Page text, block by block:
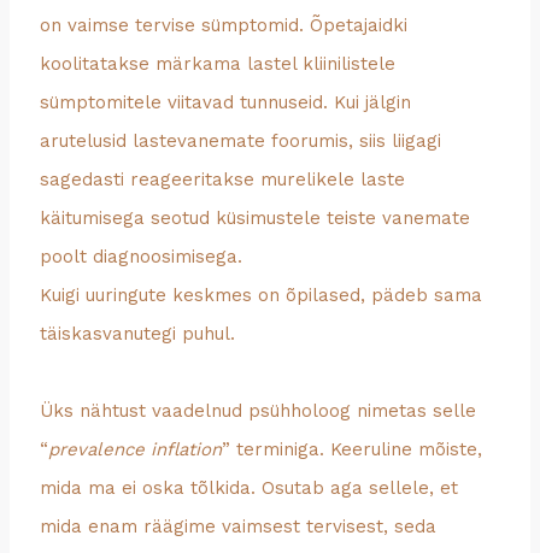
on vaimse tervise sümptomid. Õpetajaidki
koolitatakse märkama lastel kliinilistele
sümptomitele viitavad tunnuseid. Kui jälgin
arutelusid lastevanemate foorumis, siis liigagi
sagedasti reageeritakse murelikele laste
käitumisega seotud küsimustele teiste vanemate
poolt diagnoosimisega.
Kuigi uuringute keskmes on õpilased, pädeb sama
täiskasvanutegi puhul.
Üks nähtust vaadelnud psühholoog nimetas selle
“prevalence inflation” terminiga. Keeruline mõiste,
mida ma ei oska tõlkida. Osutab aga sellele, et
mida enam räägime vaimsest tervisest, seda